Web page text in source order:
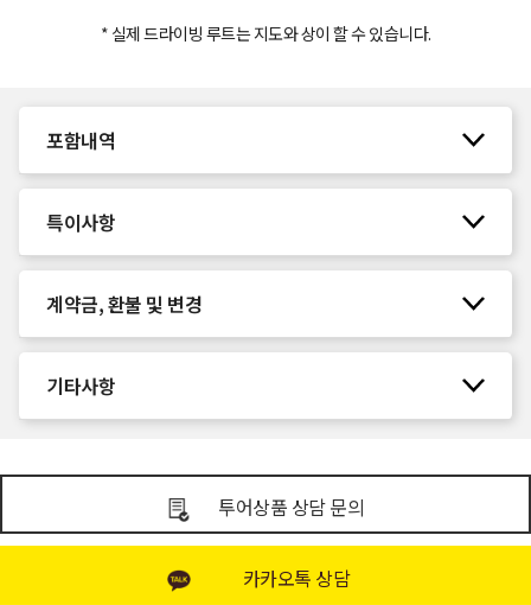
* 실제 드라이빙 루트는 지도와 상이 할 수 있습니다.
포함내역
특이사항
계약금, 환불 및 변경
기타사항
투어상품 상담 문의
카카오톡 상담